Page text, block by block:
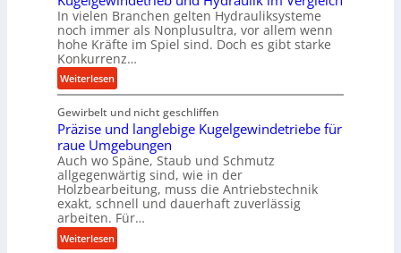
n
d
e
n
M
i
t
t
e
l
s
a
n
a
k
t
e
U
l
t
r
a
s
c
h
a
In vielen Branchen gelten Hydrauliksysteme
noch immer als Nonplusultra, vor allem wenn
hohe Kräfte im Spiel sind. Doch es gibt starke
Konkurrenz…
Weiterlesen:
K
u
g
e
l
g
e
w
i
n
Gewirbelt und nicht geschliffen
Präzise und langlebige Kugelgewindetriebe für
raue Umgebungen
Auch wo Späne, Staub und Schmutz
allgegenwärtig sind, wie in der
Holzbearbeitung, muss die Antriebstechnik
exakt, schnell und dauerhaft zuverlässig
arbeiten. Für…
Weiterlesen: